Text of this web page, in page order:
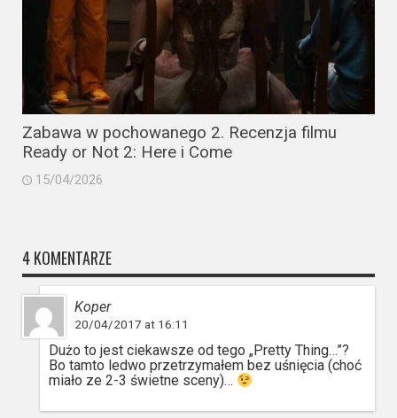
Zabawa w pochowanego 2. Recenzja filmu
Ready or Not 2: Here i Come
15/04/2026
4 KOMENTARZE
Koper
20/04/2017 at 16:11
Dużo to jest ciekawsze od tego „Pretty Thing…”?
Bo tamto ledwo przetrzymałem bez uśnięcia (choć
miało ze 2-3 świetne sceny)…